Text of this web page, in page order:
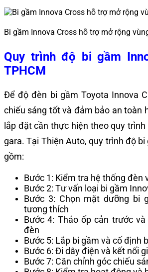
Bi gầm Innova Cross hỗ trợ mở rộng
Quy trình độ bi gầm
TPHCM
Để độ đèn bi gầm Toyota Innova
chiếu sáng tốt và đảm bảo an toàn
lắp đặt cần thực hiện theo quy
gara. Tại Thiện Auto, quy trình độ
gồm:
Bước 1: Kiểm tra hệ thống đèn
Bước 2: Tư vấn loại bi gầm
Bước 3: Chọn mặt dưỡng bi
tương thích
Bước 4: Tháo ốp cản trước
đèn
Bước 5: Lắp bi gầm và cố định
Bước 6: Đi dây điện và kết nối
Bước 7: Căn chỉnh góc chiếu